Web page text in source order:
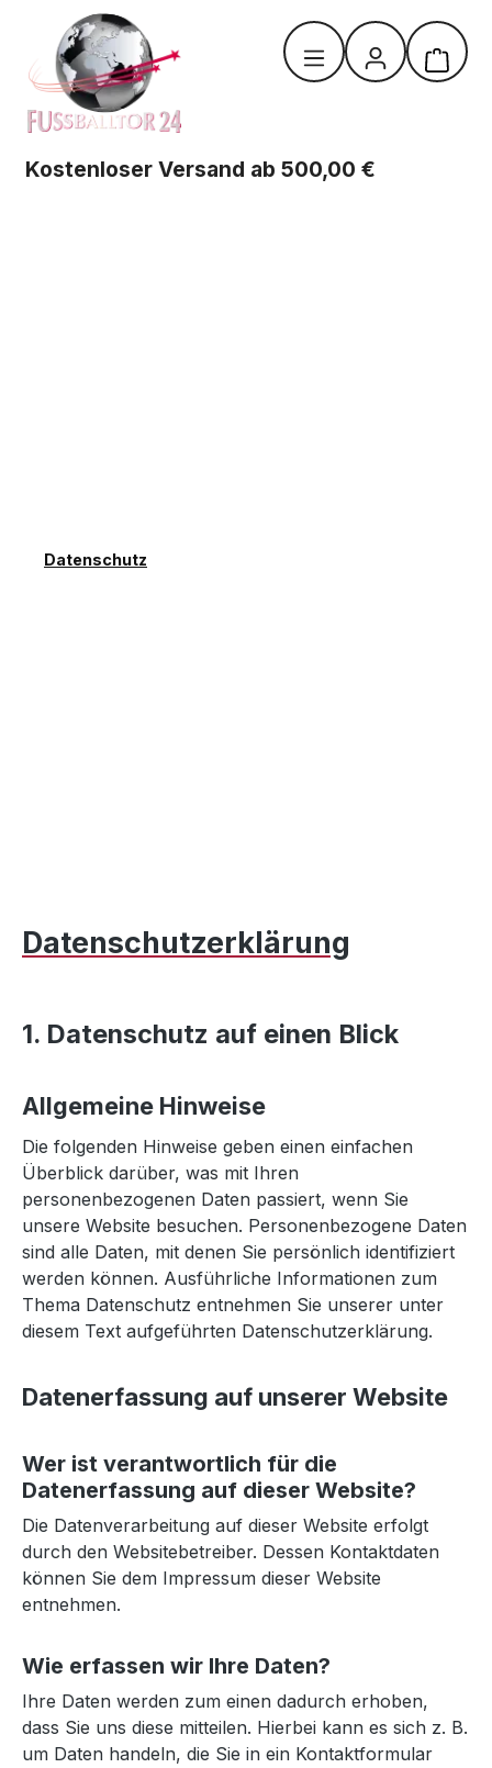
Zum Hauptinhalt springen
Kostenloser Versand ab 500,00 €
Datenschutz
Datenschutzerklärung
1. Datenschutz auf einen Blick
Allgemeine Hinweise
Die folgenden Hinweise geben einen einfachen
Überblick darüber, was mit Ihren
personenbezogenen Daten passiert, wenn Sie
unsere Website besuchen. Personenbezogene Daten
sind alle Daten, mit denen Sie persönlich identifiziert
werden können. Ausführliche Informationen zum
Thema Datenschutz entnehmen Sie unserer unter
diesem Text aufgeführten Datenschutzerklärung.
Datenerfassung auf unserer Website
Wer ist verantwortlich für die
Datenerfassung auf dieser Website?
Die Datenverarbeitung auf dieser Website erfolgt
durch den Websitebetreiber. Dessen Kontaktdaten
können Sie dem Impressum dieser Website
entnehmen.
Wie erfassen wir Ihre Daten?
Ihre Daten werden zum einen dadurch erhoben,
dass Sie uns diese mitteilen. Hierbei kann es sich z. B.
um Daten handeln, die Sie in ein Kontaktformular